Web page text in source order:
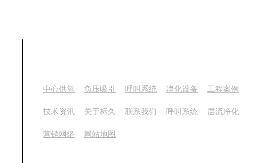
中心供氧 负压吸引 呼叫系统 净化设备 工程案例
技术资讯 关于标久 联系我们 呼叫系统 层流净化
营销网络 网站地图